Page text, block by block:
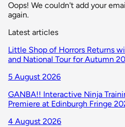
Oops! We couldn't add your
again.
Latest articles
Little Shop of Horrors Returns
and National Tour for Autumn
5 August 2026
GANBA!! Interactive Ninja
Premiere at Edinburgh Fringe
4 August 2026